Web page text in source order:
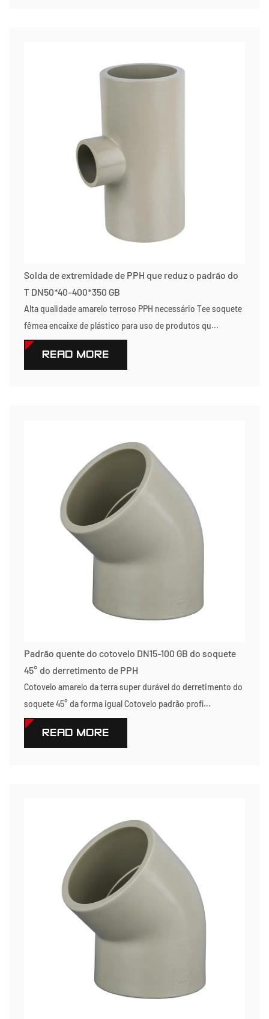
Solda de extremidade de PPH que reduz o padrão do
T DN50*40-400*350 GB
Alta qualidade amarelo terroso PPH necessário Tee soquete
fêmea encaixe de plástico para uso de produtos qu...
READ MORE
Padrão quente do cotovelo DN15-100 GB do soquete
45° do derretimento de PPH
Cotovelo amarelo da terra super durável do derretimento do
soquete 45° da forma igual Cotovelo padrão profi...
READ MORE